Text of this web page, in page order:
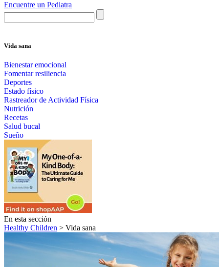
Encuentre un Pediatra
Vida sana
Bienestar emocional
Fomentar resiliencia
Deportes
Estado físico
Rastreador de Actividad Física
Nutrición
Recetas
Salud bucal
Sueño
En esta sección
Healthy Children > Vida sana